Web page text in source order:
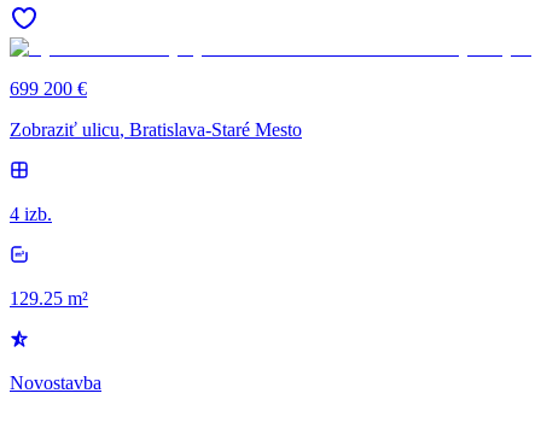
699 200 €
Zobraziť ulicu, Bratislava-Staré Mesto
4 izb.
129.25 m²
Novostavba